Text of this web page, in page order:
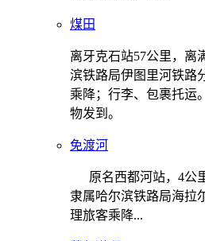
煤田
离牙克石站57公里，离
滨铁路局伊图里河铁路
乘降；行李、包裹托运
物发到。
免渡河
原名西都河站，4公里
隶属哈尔滨铁路局海拉
理旅客乘降...